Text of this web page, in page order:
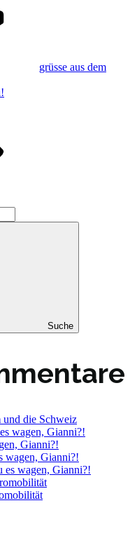
grüsse aus dem
Suche
und die Schweiz
wagen, Gianni?!
Gianni?!
wagen, Gianni?!
es wagen, Gianni?!